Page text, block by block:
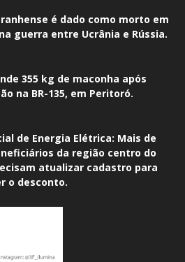
é dado como morto em
guerra entre Ucrânia e Rússia.
355 kg de maconha após
na BR-135, em Peritoró.
de Energia Elétrica: Mais de
da região centro do
atualizar cadastro para
o desconto.